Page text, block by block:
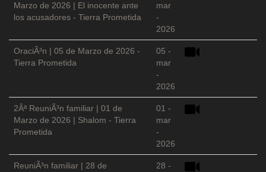
Marzo de 2026 | El inocente ante
los acusadores - Tierra Prometida
mar
-
2026
OraciÃ³n | 05 de Marzo de 2026 -
Tierra Prometida
05 -
mar
-
2026
2Âª ReuniÃ³n familiar | 01 de
Marzo de 2026 | Shalom - Tierra
Prometida
01 -
mar
-
2026
ReuniÃ³n familiar | 28 de
28 -